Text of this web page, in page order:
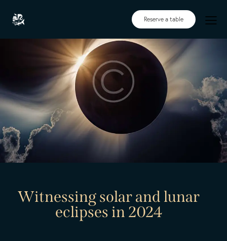
Reserve a table
Witnessing solar and lunar
eclipses in 2024